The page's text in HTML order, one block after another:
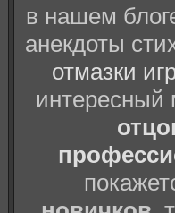
в нашем
анекдоты
отмазки
интересный